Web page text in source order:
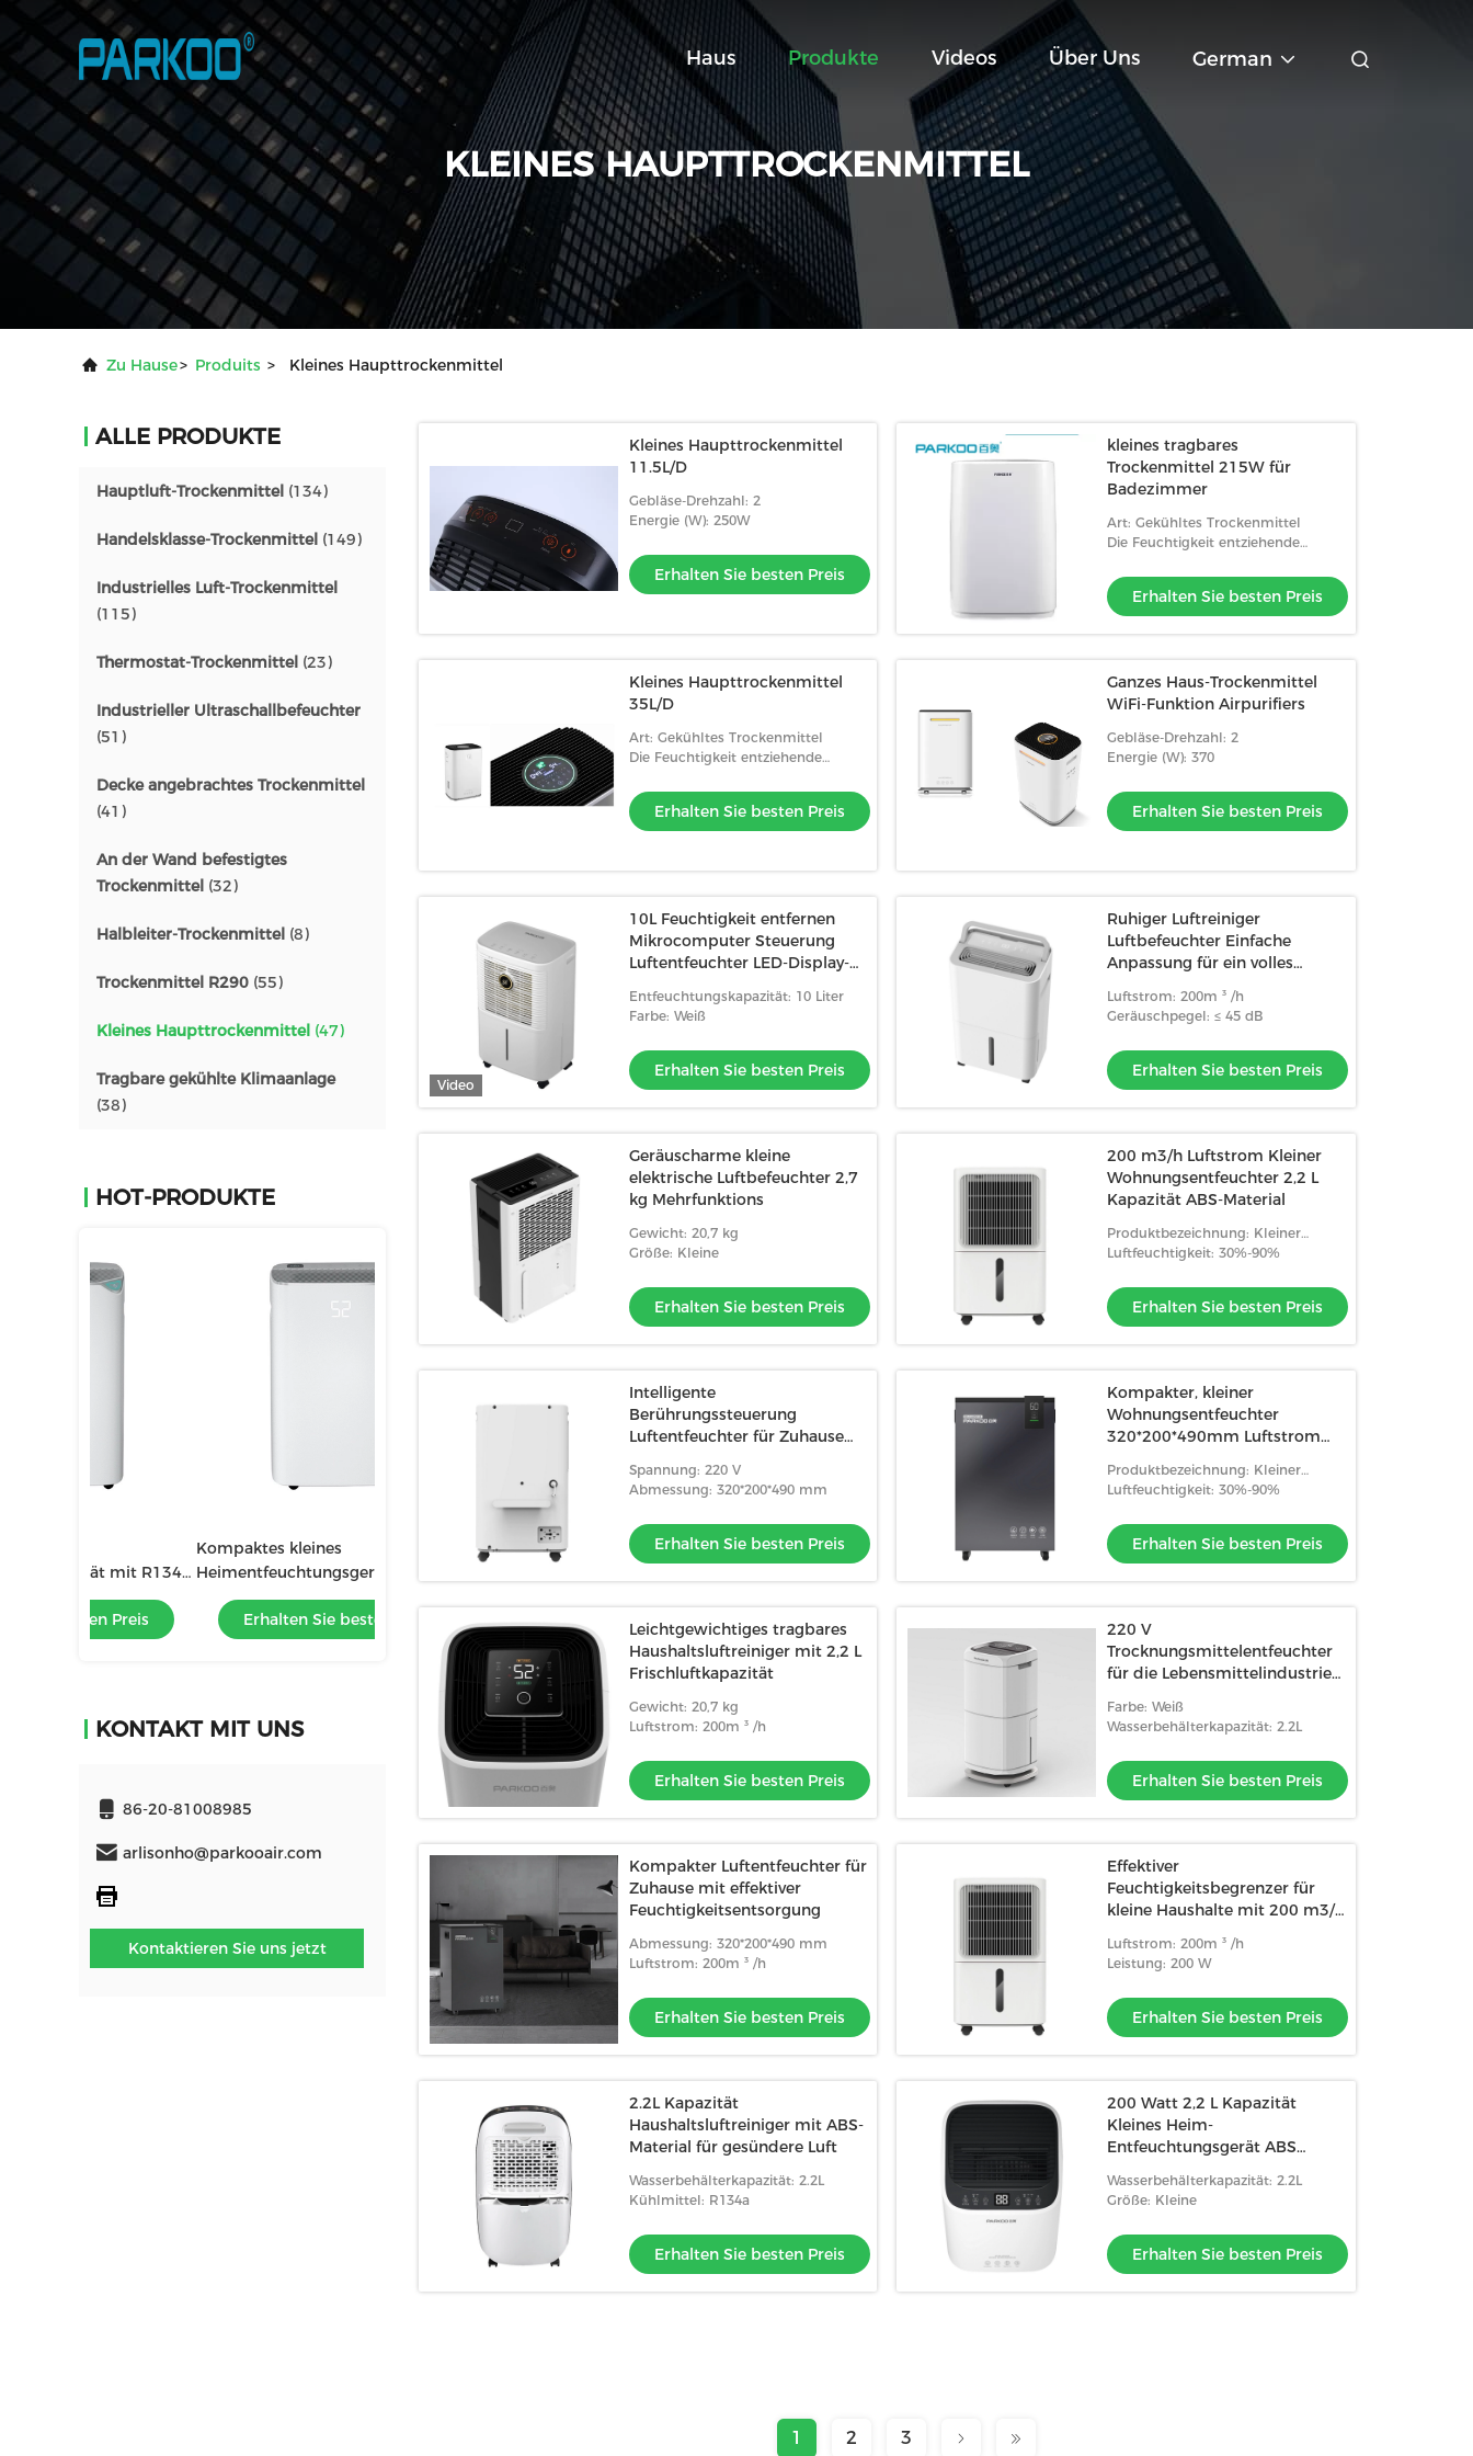
Haus Produkte Videos Über Uns German
KLEINES HAUPTTROCKENMITTEL
Zu Hause> Produits > Kleines Haupttrockenmittel
ALLE PRODUKTE
Hauptluft-Trockenmittel (134)
Handelsklasse-Trockenmittel (149)
Industrielles Luft-Trockenmittel
(115)
Thermostat-Trockenmittel (23)
Industrieller Ultraschallbefeuchter
(51)
Decke angebrachtes Trockenmittel
(41)
An der Wand befestigtes
Trockenmittel (32)
Halbleiter-Trockenmittel (8)
Trockenmittel R290 (55)
Kleines Haupttrockenmittel (47)
Tragbare gekühlte Klimaanlage
(38)
HOT-PRODUKTE
Kompaktes kleines
Heimentfeuchtungsgerät mit R134a
Kühlmittel-Digitalbildschirm
Erhalten Sie besten Preis
Kompaktes kleines
Erhalten Sie besten Preis
KONTAKT MIT UNS
86-20-81008985
arlisonho@parkooair.com
Kontaktieren Sie uns jetzt
Kleines Haupttrockenmittel
11.5L/D
Gebläse-Drehzahl: 2
Energie (W): 250W
Erhalten Sie besten Preis
kleines tragbares
Trockenmittel 215W für
Badezimmer
Art: Gekühltes Trockenmittel
Die Feuchtigkeit entziehende
Erhalten Sie besten Preis
Kleines Haupttrockenmittel
35L/D
Art: Gekühltes Trockenmittel
Die Feuchtigkeit entziehende
Erhalten Sie besten Preis
Ganzes Haus-Trockenmittel
WiFi-Funktion Airpurifiers
Gebläse-Drehzahl: 2
Energie (W): 370
Erhalten Sie besten Preis
Video
10L Feuchtigkeit entfernen
Mikrocomputer Steuerung
Luftentfeuchter LED-Display-
Entfeuchtungskapazität: 10 Liter
Farbe: Weiß
Erhalten Sie besten Preis
Ruhiger Luftreiniger
Luftbefeuchter Einfache
Anpassung für ein volles
Luftstrom: 200m ³ /h
Geräuschpegel: ≤ 45 dB
Erhalten Sie besten Preis
Geräuscharme kleine
elektrische Luftbefeuchter 2,7
kg Mehrfunktions
Gewicht: 20,7 kg
Größe: Kleine
Erhalten Sie besten Preis
200 m3/h Luftstrom Kleiner
Wohnungsentfeuchter 2,2 L
Kapazität ABS-Material
Produktbezeichnung: Kleiner
Entfeuchtungsgerät für zu Hause
Luftfeuchtigkeit: 30%-90%
Erhalten Sie besten Preis
Intelligente
Berührungssteuerung
Luftentfeuchter für Zuhause
Spannung: 220 V
Abmessung: 320*200*490 mm
Erhalten Sie besten Preis
Kompakter, kleiner
Wohnungsentfeuchter
320*200*490mm Luftstrom
Produktbezeichnung: Kleiner
Entfeuchtungsgerät für zu Hause
Luftfeuchtigkeit: 30%-90%
Erhalten Sie besten Preis
Leichtgewichtiges tragbares
Haushaltsluftreiniger mit 2,2 L
Frischluftkapazität
Gewicht: 20,7 kg
Luftstrom: 200m ³ /h
Erhalten Sie besten Preis
220 V
Trocknungsmittelentfeuchter
für die Lebensmittelindustrie
Feuchtigkeitskontrolle
Farbe: Weiß
Wasserbehälterkapazität: 2.2L
Erhalten Sie besten Preis
Kompakter Luftentfeuchter für
Zuhause mit effektiver
Feuchtigkeitsentsorgung
Abmessung: 320*200*490 mm
Luftstrom: 200m ³ /h
Erhalten Sie besten Preis
Effektiver
Feuchtigkeitsbegrenzer für
kleine Haushalte mit 200 m3/h
Luftstrom: 200m ³ /h
Leistung: 200 W
Erhalten Sie besten Preis
2.2L Kapazität
Haushaltsluftreiniger mit ABS-
Material für gesündere Luft
Wasserbehälterkapazität: 2.2L
Kühlmittel: R134a
Erhalten Sie besten Preis
200 Watt 2,2 L Kapazität
Kleines Heim-
Entfeuchtungsgerät ABS
Wasserbehälterkapazität: 2.2L
Größe: Kleine
Erhalten Sie besten Preis
1 2 3